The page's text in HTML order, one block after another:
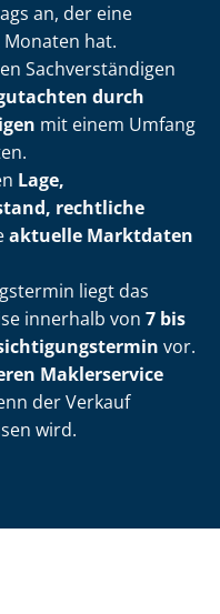
an, der eine
hat.
Sach­ver­stän­di­gen
durch
mit einem Umfang
Lage,
rechtliche
aktuelle Marktdaten
liegt das
innerhalb von 7 bis
vor.
Maklerservice
der Verkauf
wird.